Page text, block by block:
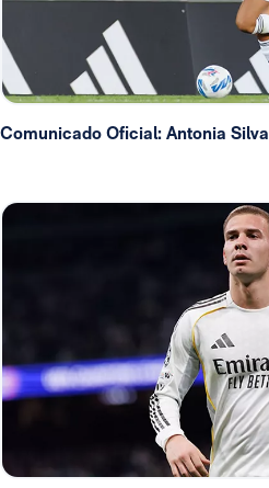
Comunicado Oficial: Antonia Silva